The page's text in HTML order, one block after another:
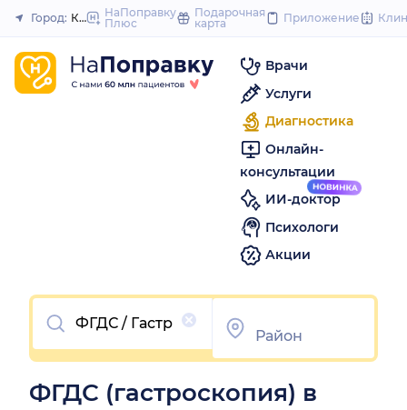
to
Закрыть
Город: КрасноярскНаПоправку
Плюс
Подарочная
карта
Приложение
Врачи
Услуги
Диагностика
Онлайн-
консультации
ИИ-доктор
Психологи
Акции
Очистить
ФГДС (гастроскопия) в